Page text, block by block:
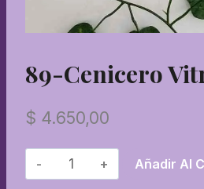
89-Cenicero
$ 4.650,00
89-
Cenicero
Añadir Al